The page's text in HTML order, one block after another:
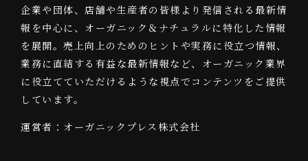
企業や団体、店舗や生産者の皆様より発信される最新情
報を中心に、オーガニック＆ナチュラルに特化した情報
を展開。売上向上のためのヒントや実務に役立つ情報、
業務に直結する有益な最新情報など、オーガニック業界
に役立てていただけるような視点でコンテンツをご提供
しています。
運営者：オーガニックプレス株式会社